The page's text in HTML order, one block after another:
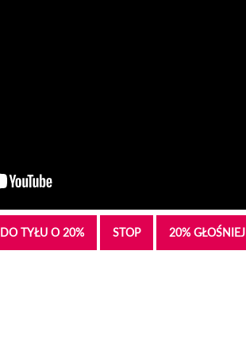
DO TYŁU O 20% STOP 20% GŁOŚNIEJ